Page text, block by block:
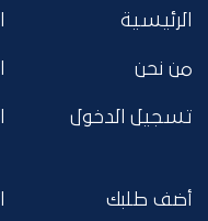
الرئيسية
من نحن
تسجيل الدخول
أضف طلبك